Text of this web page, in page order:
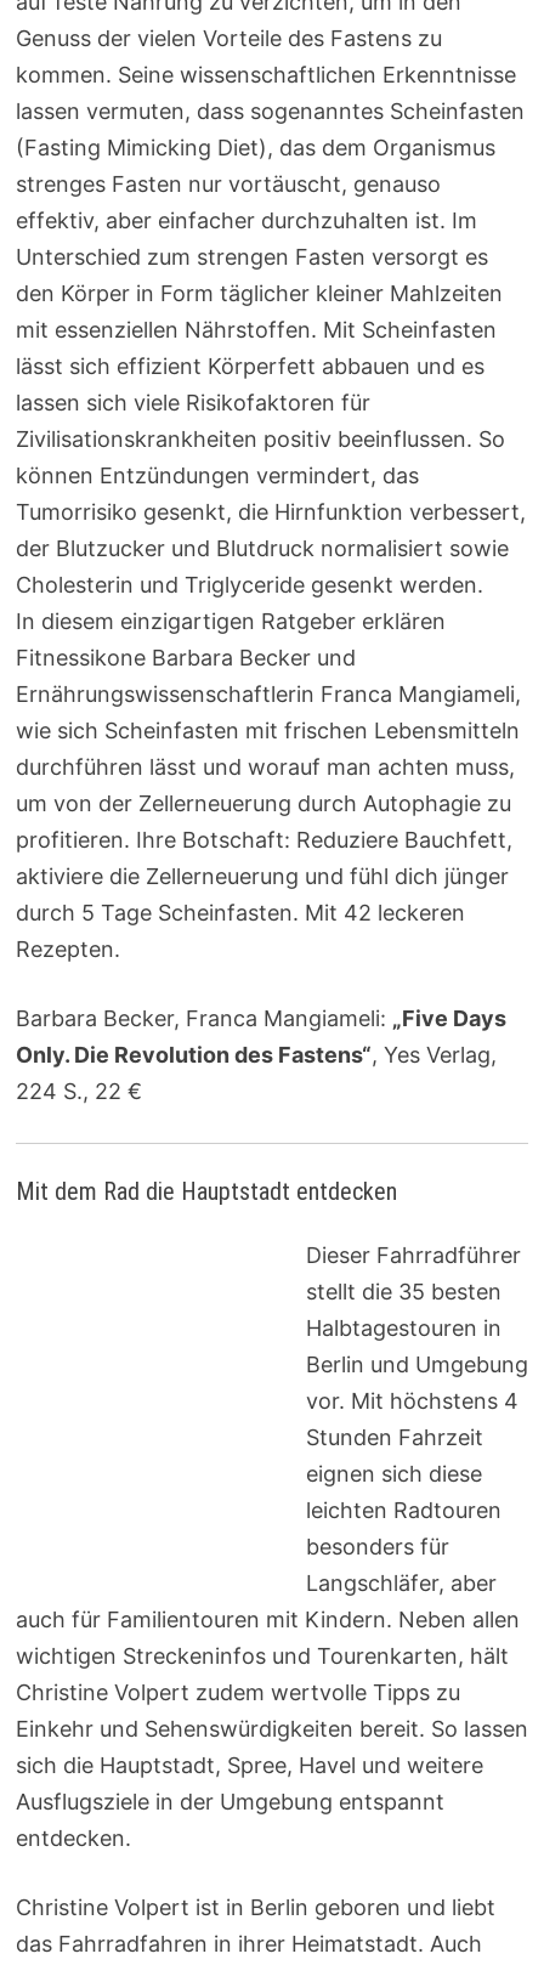
Genuss der vielen Vorteile des Fastens zu
kommen. Seine wissenschaftlichen Erkenntnisse
lassen vermuten, dass sogenanntes Scheinfasten
(Fasting Mimicking Diet), das dem Organismus
strenges Fasten nur vortäuscht, genauso
effektiv, aber einfacher durchzuhalten ist. Im
Unterschied zum strengen Fasten versorgt es
den Körper in Form täglicher kleiner Mahlzeiten
mit essenziellen Nährstoffen. Mit Scheinfasten
lässt sich effizient Körperfett abbauen und es
lassen sich viele Risikofaktoren für
Zivilisationskrankheiten positiv beeinflussen. So
können Entzündungen vermindert, das
Tumorrisiko gesenkt, die Hirnfunktion verbessert,
der Blutzucker und Blutdruck normalisiert sowie
Cholesterin und Triglyceride gesenkt werden.
In diesem einzigartigen Ratgeber erklären
Fitnessikone Barbara Becker und
Ernährungswissenschaftlerin Franca Mangiameli,
wie sich Scheinfasten mit frischen Lebensmitteln
durchführen lässt und worauf man achten muss,
um von der Zellerneuerung durch Autophagie zu
profitieren. Ihre Botschaft: Reduziere Bauchfett,
aktiviere die Zellerneuerung und fühl dich jünger
durch 5 Tage Scheinfasten. Mit 42 leckeren
Rezepten.
Barbara Becker, Franca Mangiameli: „Five Days
Only. Die Revolution des Fastens“, Yes Verlag,
224 S., 22 €
Mit dem Rad die Hauptstadt entdecken
Dieser Fahrradführer
stellt die 35 besten
Halbtagestouren in
Berlin und Umgebung
vor. Mit höchstens 4
Stunden Fahrzeit
eignen sich diese
leichten Radtouren
besonders für
Langschläfer, aber
auch für Familientouren mit Kindern. Neben allen
wichtigen Streckeninfos und Tourenkarten, hält
Christine Volpert zudem wertvolle Tipps zu
Einkehr und Sehenswürdigkeiten bereit. So lassen
sich die Hauptstadt, Spree, Havel und weitere
Ausflugsziele in der Umgebung entspannt
entdecken.
Christine Volpert ist in Berlin geboren und liebt
das Fahrradfahren in ihrer Heimatstadt. Auch